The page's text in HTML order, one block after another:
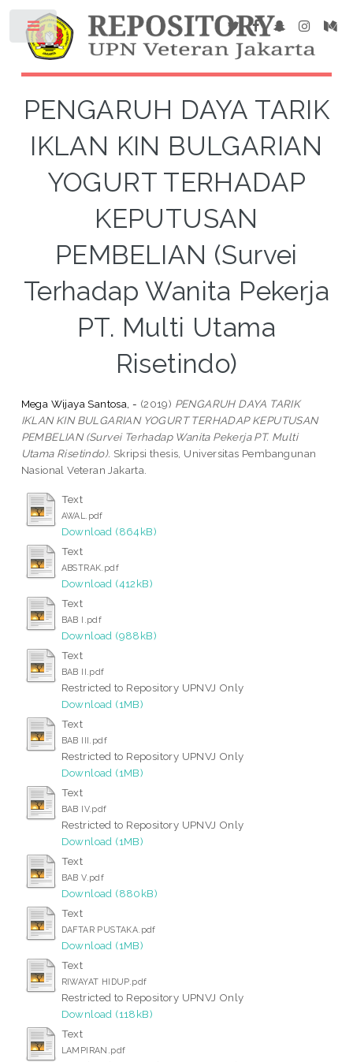
PENGARUH DAYA TARIK
IKLAN KIN BULGARIAN
YOGURT TERHADAP
KEPUTUSAN
PEMBELIAN (Survei
Terhadap Wanita Pekerja
PT. Multi Utama
Risetindo)
Mega Wijaya Santosa, - (2019) PENGARUH DAYA TARIK
IKLAN KIN BULGARIAN YOGURT TERHADAP KEPUTUSAN
PEMBELIAN (Survei Terhadap Wanita Pekerja PT. Multi
Utama Risetindo). Skripsi thesis, Universitas Pembangunan
Nasional Veteran Jakarta.
Text
AWAL.pdf
Download (864kB)
Text
ABSTRAK.pdf
Download (412kB)
Text
BAB I.pdf
Download (988kB)
Text
BAB II.pdf
Restricted to Repository UPNVJ Only
Download (1MB)
Text
BAB III.pdf
Restricted to Repository UPNVJ Only
Download (1MB)
Text
BAB IV.pdf
Restricted to Repository UPNVJ Only
Download (1MB)
Text
BAB V.pdf
Download (880kB)
Text
DAFTAR PUSTAKA.pdf
Download (1MB)
Text
RIWAYAT HIDUP.pdf
Restricted to Repository UPNVJ Only
Download (118kB)
Text
LAMPIRAN.pdf